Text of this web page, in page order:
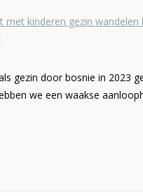
gezin door bosnie in 2023
we een waakse